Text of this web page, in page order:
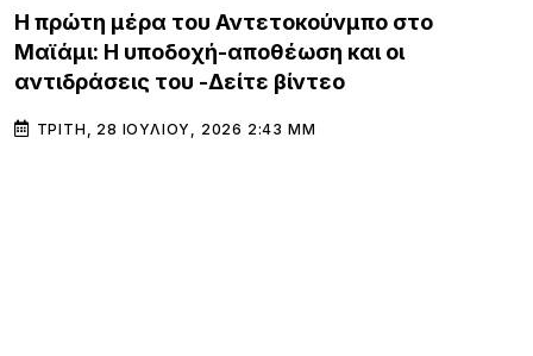
του Αντετοκούνμπο στο
αποθέωση και οι
του -Δείτε βίντεο
2026 2:43 ΜΜ
φρουτάκια